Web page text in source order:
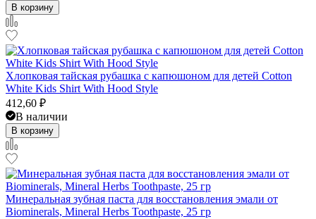
В корзину
Хлопковая тайская рубашка с капюшоном для детей Cotton
White Kids Shirt With Hood Style
412,60 ₽
В наличии
В корзину
Минеральная зубная паста для восстановления эмали от
Biominerals, Mineral Herbs Toothpaste, 25 гр